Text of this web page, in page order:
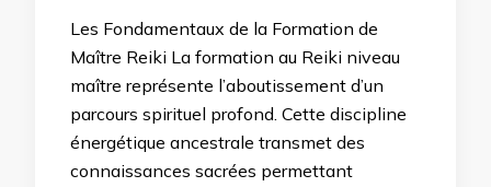
Les Fondamentaux de la Formation de
Maître Reiki La formation au Reiki niveau
maître représente l’aboutissement d’un
parcours spirituel profond. Cette discipline
énergétique ancestrale transmet des
connaissances sacrées permettant